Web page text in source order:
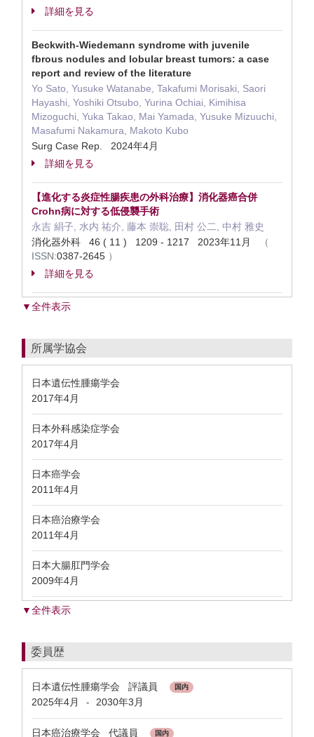
詳細を見る
Beckwith-Wiedemann syndrome with juvenile
fbrous nodules and lobular breast tumors: a case
report and review of the literature
Yo Sato, Yusuke Watanabe, Takafumi Morisaki, Saori
Hayashi, Yoshiki Otsubo, Yurina Ochiai, Kimihisa
Mizoguchi, Yuka Takao, Mai Yamada, Yusuke Mizuuchi,
Masafumi Nakamura, Makoto Kubo
Surg Case Rep. 2024年4月
詳細を見る
【進化する炎症性腸疾患の外科治療】消化器癌合併
Crohn病に対する低侵襲手術
永吉 絹子, 水内 祐介, 藤本 崇聡, 田村 公二, 中村 雅史
消化器外科 46 ( 11 ) 1209 - 1217 2023年11月
（
ISSN:0387-2645 ）
詳細を見る
▼全件表示
所属学協会
日本遺伝性腫瘍学会
2017年4月
日本外科感染症学会
2017年4月
日本癌学会
2011年4月
日本癌治療学会
2011年4月
日本大腸肛門学会
2009年4月
▼全件表示
委員歴
日本遺伝性腫瘍学会 評議員 国内
2025年4月 - 2030年3月
日本癌治療学会 代議員 国内